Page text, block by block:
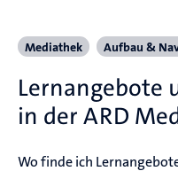
Mediathek Aufbau &
Lernangebote
in der ARD
Wo finde ich